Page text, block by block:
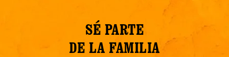
SÉ PARTE
DE LA FAMILIA